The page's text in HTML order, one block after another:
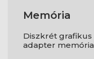
Memória
Diszkrét grafikus
adapter memória